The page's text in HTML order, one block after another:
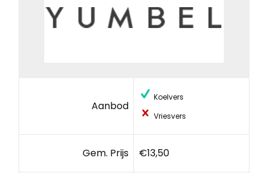
Aanbod
Koelvers
Vriesvers
Gem. Prijs €13,50